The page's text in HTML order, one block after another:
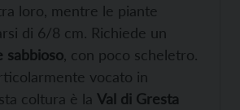
loro, mentre le piante
di 6/8 cm. Richiede un
sabbioso , con poco scheletro.
vocato in
coltura è la Val di Gresta